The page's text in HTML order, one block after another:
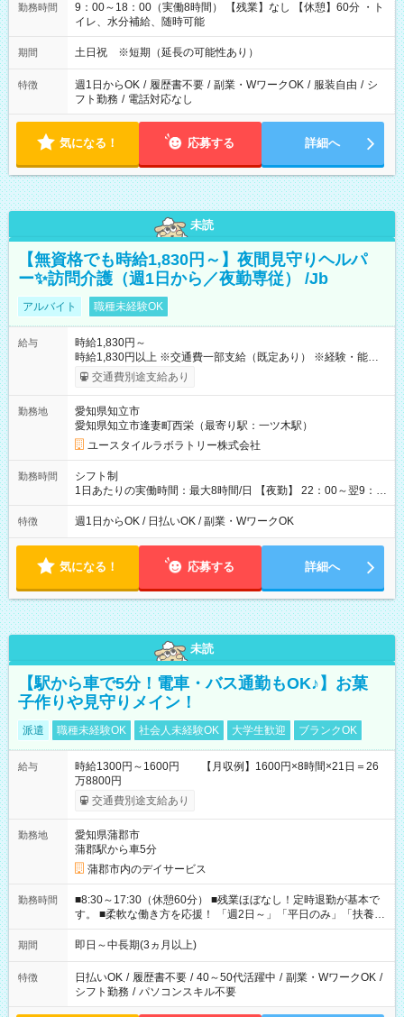
勤務時間
9：00～18：00（実働8時間） 【残業】なし 【休憩】60分 ・ト
イレ、水分補給、随時可能
期間 土日祝 ※短期（延長の可能性あり）
特徴 週1日からOK / 履歴書不要 / 副業・WワークOK / 服装自由 / シ
フト勤務 / 電話対応なし
気になる！ 応募する 詳細へ
未読
【無資格でも時給1,830円～】夜間見守りヘルパ
ー✨訪問介護（週1日から／夜勤専従） /Jb
アルバイト 職種未経験OK
給与
時給1,830円～
時給1,830円以上 ※交通費一部支給（既定あり） ※経験・能力を
考慮して決定します 【収入例】 週1回勤務の場合：1,830円×8時
間×4回=5万8,560円 週3回勤務の場合：1,830円×8時間×12回
月 ※ 雇用形態と給与に、本採用時と異なる部分があります。 雇
用形態：本採用時と同じです。 給与：時給 1,570円以上
交通費別途支給あり
勤務地
愛知県知立市
愛知県知立市逢妻町西栄（最寄り駅：一ツ木駅）
ユースタイルラボラトリー株式会社
勤務時間
シフト制
1日あたりの実働時間：最大8時間/日 【夜勤】 22：00～翌9：
00 ※週1日～OK ／ 夜勤専従 ＊＊ 勤務時間例 ＊＊ ■22時か
ら翌7時 ■23時から翌8時 ■24時から翌9時 など ※上記の時間
ます。 ※曜日固定（毎週同じ曜日での勤務となります）
特徴 週1日からOK / 日払いOK / 副業・WワークOK
気になる！ 応募する 詳細へ
未読
【駅から車で5分！電車・バス通勤もOK♪】お菓
子作りや見守りメイン！
派遣 職種未経験OK 社会人未経験OK 大学生歓迎 ブランクOK
給与
時給1300円～1600円 【月収例】1600円×8時間×21日＝26
万8800円
交通費別途支給あり
勤務地
愛知県蒲郡市
蒲郡駅から車5分
蒲郡市内のデイサービス
勤務時間
■8:30～17:30（休憩60分） ■残業ほぼなし！定時退勤が基本で
す。 ■柔軟な働き方を応援！ 「週2日～」「平日のみ」「扶養内
勤務」など、あなたの生活に合わせた相談が可能。 無理な連勤
もありませんので、自分のペースを大切にしながら、長く安心
保できるため、主婦（夫）の方も無理なく続けていただけま
す。
期間 即日～中長期(3ヵ月以上)
特徴 日払いOK / 履歴書不要 / 40～50代活躍中 / 副業・WワークOK /
シフト勤務 / パソコンスキル不要